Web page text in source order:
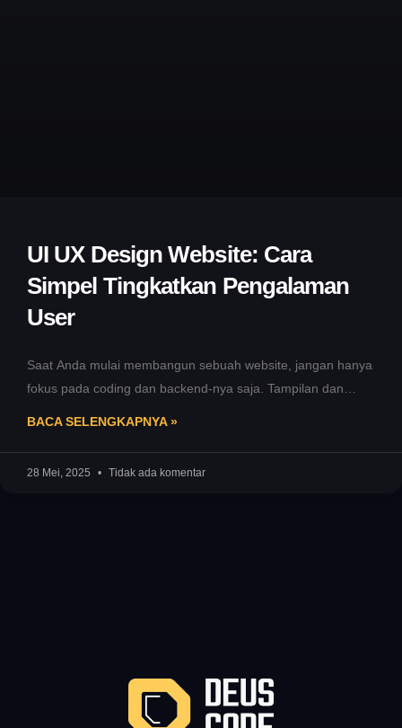
UI UX Design Website: Cara
Simpel Tingkatkan Pengalaman
User
Saat Anda mulai membangun sebuah website, jangan hanya
fokus pada coding dan backend-nya saja. Tampilan dan
BACA SELENGKAPNYA »
28 Mei, 2025 Tidak ada komentar